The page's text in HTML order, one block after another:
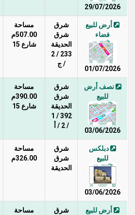
29/07/2026
أرض للبيع
فضاء
01/07/2026
شرق
شرق
الحديقة
233 / 2
/ ج
مساحة
507.00م
شارع 15
نصف أرض
للبيع
03/06/2026
شرق
شرق
الحديقة
392 / 1
/ 2 / أ
مساحة
390.00م
شارع 15
دبلكس
للبيع
03/06/2026
شرق
شرق
الحديقة
مساحة
326.00م
أرض للبيع
شرق
مساحة